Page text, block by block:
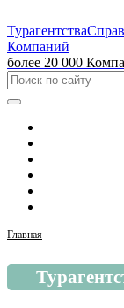
Турагентства
Компаний
более 20 000
Главная